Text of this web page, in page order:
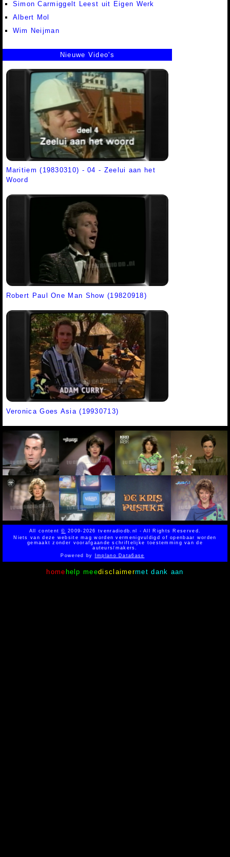
Simon Carmiggelt Leest uit Eigen Werk
Albert Mol
Wim Neijman
Nieuwe Video's
Maritiem (19830310) - 04 - Zeelui aan het
Woord
Robert Paul One Man Show (19820918)
Veronica Goes Asia (19930713)
All content© 2009-2026 tvenradiodb.nl - All Rights Reserved.
Niets van deze website mag worden vermenigvuldigd of openbaar worden
gemaakt zonder voorafgaande schriftelijke toestemming van de
auteurs/makers.
Powered by Implano Data6ase
home help meedisclaimermet dank aan